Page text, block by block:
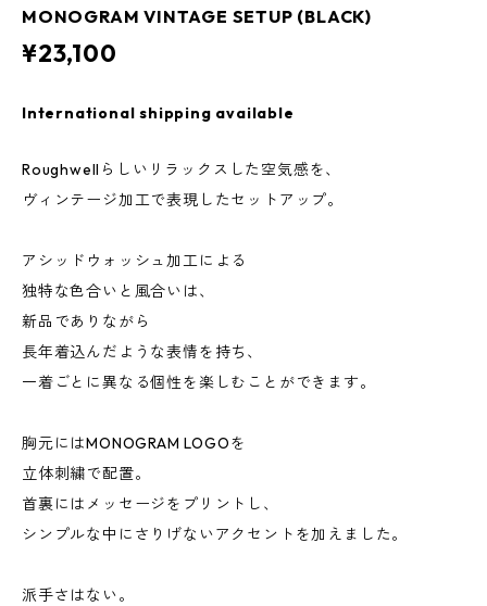
MONOGRAM VINTAGE SETUP (BLACK)
¥23,100
International shipping available
Roughwellらしいリラックスした空気感を、
ヴィンテージ加工で表現したセットアップ。
アシッドウォッシュ加工による
独特な色合いと風合いは、
新品でありながら
長年着込んだような表情を持ち、
一着ごとに異なる個性を楽しむことができます。
胸元にはMONOGRAM LOGOを
立体刺繍で配置。
首裏にはメッセージをプリントし、
シンプルな中にさりげないアクセントを加えました。
派手さはない。